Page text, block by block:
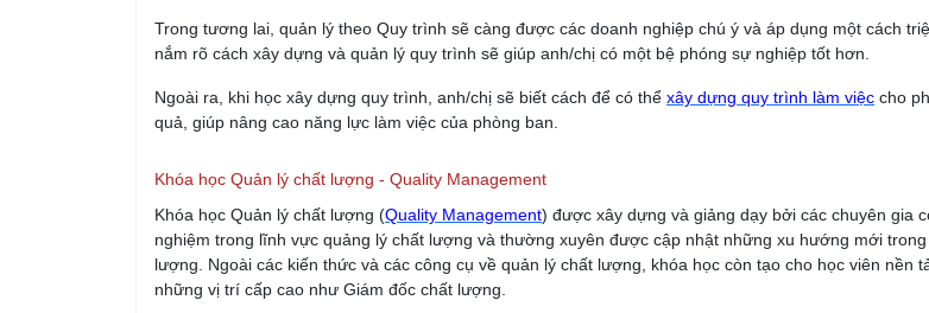
Trong tương lai, quản lý theo Quy trình sẽ càng được các doanh nghiệp chú ý và áp dụng một cách
nắm rõ cách xây dựng và quản lý quy trình sẽ giúp anh/chị có một bệ phóng sự nghiệp tốt hơn.
Ngoài ra, khi học xây dựng quy trình, anh/chị sẽ biết cách để có thể xây dựng quy trình làm việc cho
quả, giúp nâng cao năng lực làm việc của phòng ban.
Khóa học Quản lý chất lượng - Quality Management
Khóa học Quản lý chất lượng (Quality Management) được xây dựng và giảng dạy bởi các chuyên gia
nghiệm trong lĩnh vực quảng lý chất lượng và thường xuyên được cập nhật những xu hướng mới
lượng. Ngoài các kiến thức và các công cụ về quản lý chất lượng, khóa học còn tạo cho học viên nền
những vị trí cấp cao như Giám đốc chất lượng.